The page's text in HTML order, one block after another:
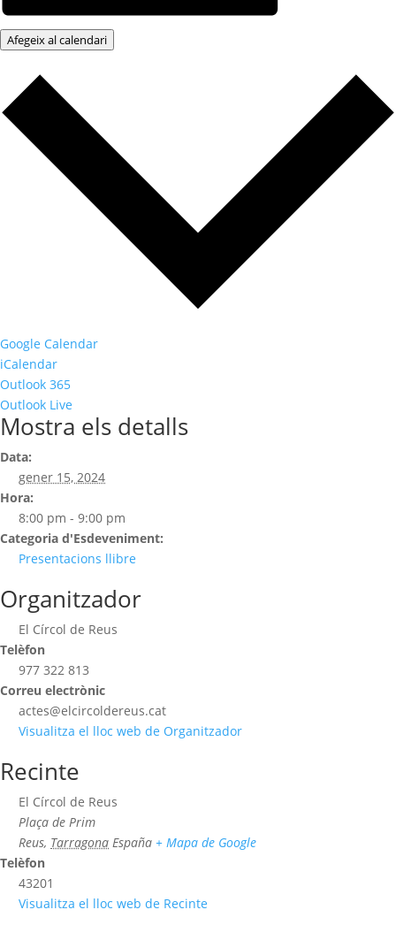
Afegeix al calendari
Google Calendar
iCalendar
Outlook 365
Outlook Live
Mostra els detalls
Data:
gener 15, 2024
Hora:
8:00 pm - 9:00 pm
Categoria d'Esdeveniment:
Presentacions llibre
Organitzador
El Círcol de Reus
Telèfon
977 322 813
Correu electrònic
actes@elcircoldereus.cat
Visualitza el lloc web de Organitzador
Recinte
El Círcol de Reus
Plaça de Prim
Reus, Tarragona España + Mapa de Google
Telèfon
43201
Visualitza el lloc web de Recinte